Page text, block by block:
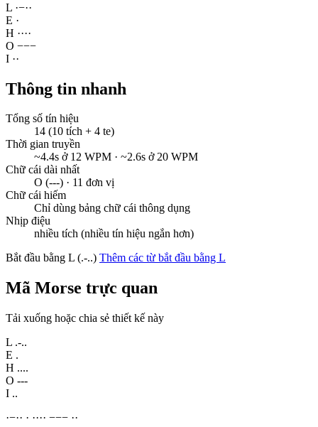
L ·−··
E ·
H ····
O −−−
I ··
Thông tin nhanh
Tổng số tín hiệu
14 (10 tích + 4 te)
Thời gian truyền
~4.4s ở 12 WPM · ~2.6s ở 20 WPM
Chữ cái dài nhất
O (---) · 11 đơn vị
Chữ cái hiếm
Chỉ dùng bảng chữ cái thông dụng
Nhịp điệu
nhiều tích (nhiều tín hiệu ngắn hơn)
Bắt đầu bằng L (.-..) Thêm các từ bắt đầu bằng L
Mã Morse trực quan
Tải xuống hoặc chia sẻ thiết kế này
L .-..
E .
H ....
O ---
I ..
·−·· · ···· −−− ··